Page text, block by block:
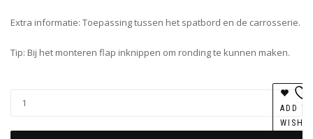
Extra informatie: Toepassing tussen het spatbord en de carrosserie.
Tip: Bij het monteren flap inknippen om ronding te kunnen maken.
ADD